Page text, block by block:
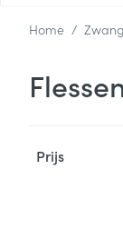
Home /
Prijs